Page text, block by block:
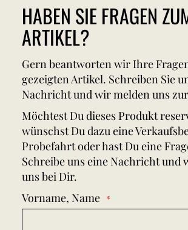
HABEN SIE FRAGEN
ARTIKEL?
Gern beantworten wir Ihre
gezeigten Artikel. Schreiben Sie
Nachricht und wir melden uns
Möchtest Du dieses Produkt
wünschst Du dazu eine
Probefahrt oder hast Du eine
Schreibe uns eine Nachricht und
uns bei Dir.
Vorname, Name